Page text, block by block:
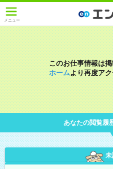
メニュー
このお仕事情報は掲
ホームより再度ア
あなたの閲覧履